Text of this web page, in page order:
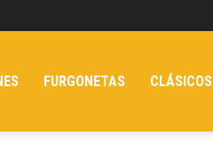
FURGONETAS CLÁSICOS